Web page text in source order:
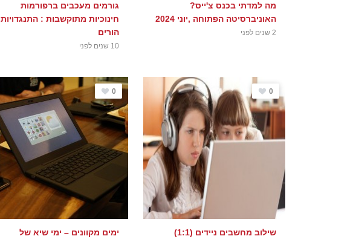
מה למדתי בכנס צ'ייס?
האוניברסיטה הפתוחה ,יוני 2024
2 שנים לפני
גורמים מעכבים ברפורמות
חינוכיות מתוקשבות : התנגדויות
הורים
10 שנים לפני
0
שילוב מחשבים ניידים (1:1)
0
ימים מקוונים – ימי שיא של